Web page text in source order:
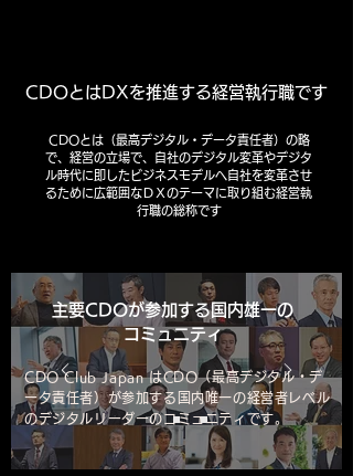
CDOとはDXを推進する経営執行職です
CDOとは（最高デジタル・データ責任者）の略
で、経営の立場で、自社のデジタル変革やデジタ
ル時代に即したビジネスモデルへ自社を変革させ
るために広範囲なＤＸのテーマに取り組む経営執
行職の総称です
主要CDOが参加する国内雄一の
コミュニティ
CDO Club Japan はCDO（最高デジタル・デ
ータ責任者）が参加する国内唯一の経営者レベル
のデジタルリーダーのコミュニティです。